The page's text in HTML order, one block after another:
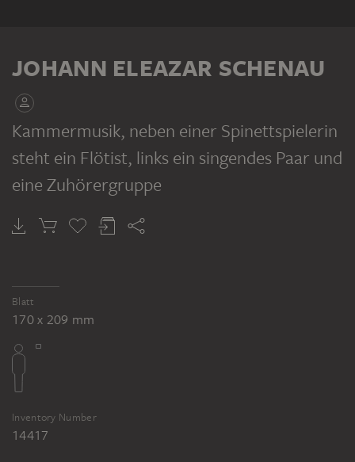
JOHANN ELEAZAR SCHENAU
Kammermusik, neben einer Spinettspielerin
steht ein Flötist, links ein singendes Paar und
eine Zuhörergruppe
Blatt
170 x 209 mm
Inventory Number
14417